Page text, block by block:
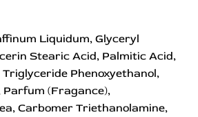
Liquidum, Glyceryl
Stearic Acid, Palmitic Acid,
Phenoxyethanol,
Parfum (Fragance),
Carbomer Triethanolamine,